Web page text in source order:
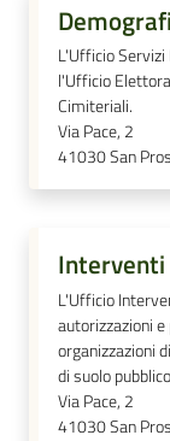
Sportello
telematico
SUE
Tutti
gli
Seguici
L'Ufficio
l'Ufficio
Cimiteriali.
Via Pace, 2
41030San
Interventi
L'Ufficio
autorizzazioni
organizzazioni
di suolo
Via Pace, 2
41030San